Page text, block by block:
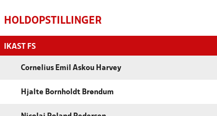
HOLDOPSTILLINGER
IKAST FS
Cornelius Emil Askou Harvey
Hjalte Bornholdt Brøndum